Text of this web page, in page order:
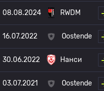
08.08.2024 RWDM
16.07.2022 Oostende
30.06.2022 Нанси
03.07.2021 Oostende